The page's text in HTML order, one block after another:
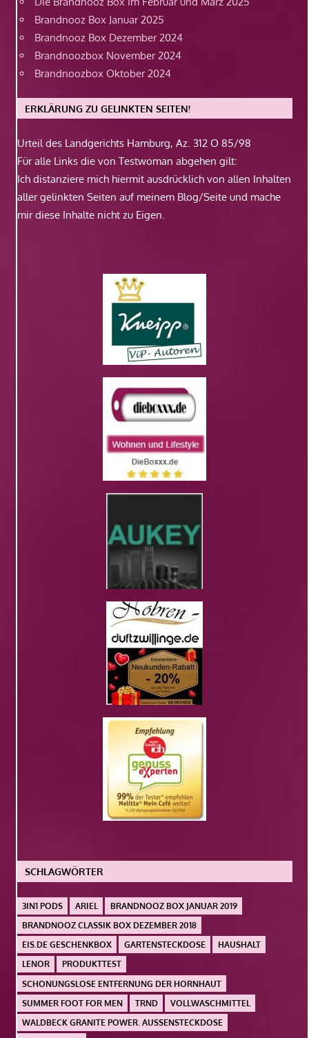
Brandnooz Box Januar 2025
Brandnooz Box Dezember 2024
Brandnoozbox November 2024
Brandnoozbox Oktober 2024
ERKLÄRUNG ZU GELINKTEN SEITEN!
Urteil des Landgerichts Hamburg, Az. 312 O 85/98
Für alle Links die von Testwoman abgehen gilt:
Ich distanziere mich hiermit ausdrücklich von allen Inhalten
aller gelinkten Seiten auf meinem Blog/Seite und mache
mir diese Inhalte nicht zu Eigen.
SCHLAGWÖRTER
3IN1 PODS ARIEL
BRANDNOOZ BOX JANUAR 2019
BRANDNOOZ CLASSIK BOX DEZEMBER 2018
EIS.DE GESCHENKBOX
GARTENSTECKDOSE
HAUSHALT
LENOR
PRODUKTTEST
SCHONUNGSLOSE ENTFERNUNG DER HORNHAUT
SUMMER FOOT FOR MEN
TRND
VOLLWASCHMITTEL
WALDBECK GRANITE POWER. AUSSENSTECKDOSE